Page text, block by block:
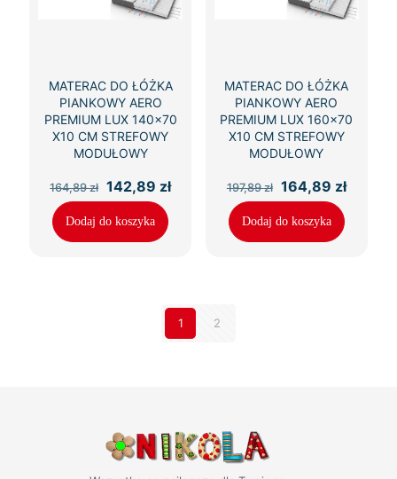
MATERAC DO ŁÓŻKA
PIANKOWY AERO
PREMIUM LUX 140×70
X10 CM STREFOWY
MODUŁOWY
164,89zł Pierwotna
cena
wynosiła:
164,89 zł.
142,89 złAktualna
142,89 zł.
Dodaj do koszyka
MATERAC DO ŁÓŻKA
PIANKOWY AERO
PREMIUM LUX 160×70
X10 CM STREFOWY
MODUŁOWY
197,89zł
Pierwotna
cena
wynosiła:
197,89 zł.
164,89 zł
Dodaj do koszyka
1 2